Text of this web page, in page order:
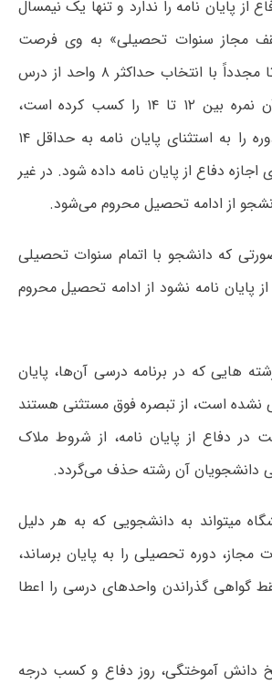
از پایان نامه را ندارد و تنها یک نیمسال
مجاز سنوات تحصیلی» به وی فرصت
داده می‌شود تا مجدداً با انتخاب حداکثر ۸ واحد از درس
هایی که در آن نمره بین ۱۲ تا ۱۴ را کسب کرده است،
میانگین کل دوره را به استثنای پایان نامه به حداقل ۱۴
اجازه دفاع از پایان نامه داده شود. در غیر
از ادامه تحصیل محروم می‌شود.
که دانشجو با اتمام سنوات تحصیلی
پایان نامه نشود از ادامه تحصیل محروم
هایی که در برنامه درسی آن‌ها، پایان
نشده است، از تبصره فوق مستثنی هستند
در دفاع از پایان نامه، از شروط ملاک
دانشجویان آن رشته حذف می‌گردد.
میتواند به دانشجویی که به هر دلیل
مجاز، دوره تحصیلی را به پایان برساند،
گواهی گذراندن واحدهای درسی را اعطا
دانش آموختگی، روز دفاع و کسب درجه